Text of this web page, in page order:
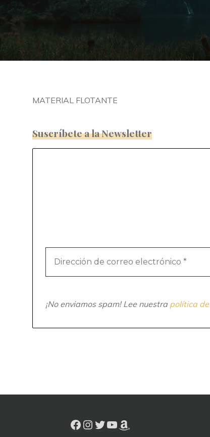
MATERIAL FLOTANTE
Suscríbete a la Newsletter
¡No enviamos spam! Lee nuestra política